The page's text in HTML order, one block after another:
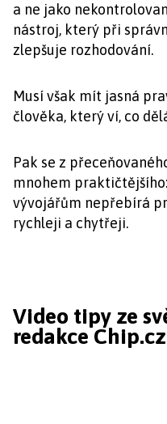
a ne jako
nástroj, který při
zlepšuje rozhodování.
Musí však mít jasná
člověka, který ví, co
Pak se z
mnohem
vývojářům nepřebírá
rychleji a chytřeji.
Video tipy ze
redakce